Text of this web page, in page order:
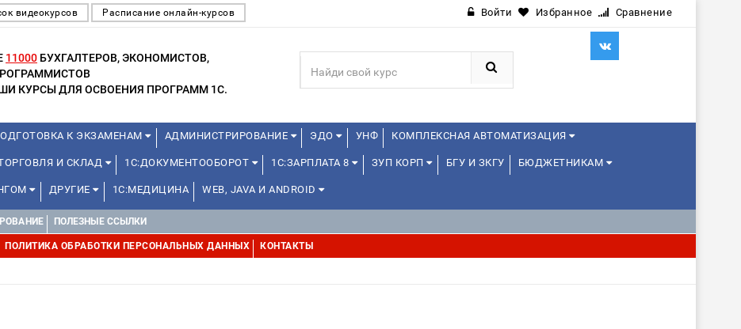
видеокурсов Расписание онлайн-курсов Войти Избранное Сравнение
11000 БУХГАЛТЕРОВ, ЭКОНОМИСТОВ,
КУРСЫ ДЛЯ ОСВОЕНИЯ ПРОГРАММ 1С.
К ЭКЗАМЕНАМ АДМИНИСТРИРОВАНИЕ ЭДО УНФ КОМПЛЕКСНАЯ АВТОМАТИЗАЦИЯ
И СКЛАД 1С:ДОКУМЕНТООБОРОТ 1С:ЗАРПЛАТА 8 ЗУП КОРП БГУ И ЗКГУ БЮДЖЕТНИКАМ
ДРУГИЕ 1С:МЕДИЦИНА WEB, JAVA И ANDROID
ПОЛЕЗНЫЕ ССЫЛКИ
ПОЛИТИКА ОБРАБОТКИ ПЕРСОНАЛЬНЫХ ДАННЫХ КОНТАКТЫ